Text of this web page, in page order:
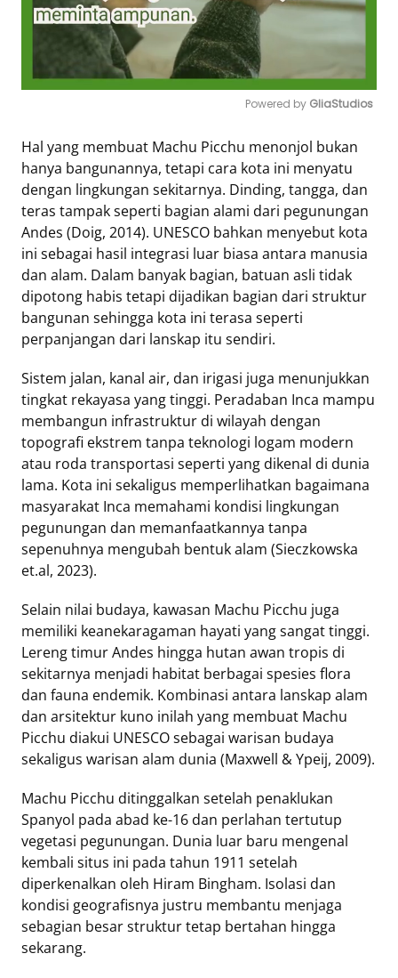
Mute
Powered by GliaStudios
Hal yang membuat Machu Picchu menonjol bukan
hanya bangunannya, tetapi cara kota ini menyatu
dengan lingkungan sekitarnya. Dinding, tangga, dan
teras tampak seperti bagian alami dari pegunungan
Andes (Doig, 2014). UNESCO bahkan menyebut kota
ini sebagai hasil integrasi luar biasa antara manusia
dan alam. Dalam banyak bagian, batuan asli tidak
dipotong habis tetapi dijadikan bagian dari struktur
bangunan sehingga kota ini terasa seperti
perpanjangan dari lanskap itu sendiri.
Sistem jalan, kanal air, dan irigasi juga menunjukkan
tingkat rekayasa yang tinggi. Peradaban Inca mampu
membangun infrastruktur di wilayah dengan
topografi ekstrem tanpa teknologi logam modern
atau roda transportasi seperti yang dikenal di dunia
lama. Kota ini sekaligus memperlihatkan bagaimana
masyarakat Inca memahami kondisi lingkungan
pegunungan dan memanfaatkannya tanpa
sepenuhnya mengubah bentuk alam (Sieczkowska
et.al, 2023).
Selain nilai budaya, kawasan Machu Picchu juga
memiliki keanekaragaman hayati yang sangat tinggi.
Lereng timur Andes hingga hutan awan tropis di
sekitarnya menjadi habitat berbagai spesies flora
dan fauna endemik. Kombinasi antara lanskap alam
dan arsitektur kuno inilah yang membuat Machu
Picchu diakui UNESCO sebagai warisan budaya
sekaligus warisan alam dunia (Maxwell & Ypeij, 2009).
Machu Picchu ditinggalkan setelah penaklukan
Spanyol pada abad ke-16 dan perlahan tertutup
vegetasi pegunungan. Dunia luar baru mengenal
kembali situs ini pada tahun 1911 setelah
diperkenalkan oleh Hiram Bingham. Isolasi dan
kondisi geografisnya justru membantu menjaga
sebagian besar struktur tetap bertahan hingga
sekarang.